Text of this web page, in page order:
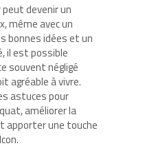
peut devenir un
même avec un
bonnes idées et un
il est possible
souvent négligé
agréable à vivre.
astuces pour
améliorer la
apporter une touche